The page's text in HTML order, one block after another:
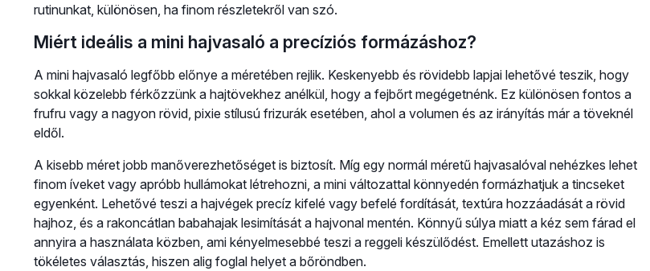
rutinunkat, különösen, ha finom részletekről van szó.
Miért ideális a mini hajvasaló a precíziós formázáshoz?
A mini hajvasaló legfőbb előnye a méretében rejlik. Keskenyebb és rövidebb lapjai lehetővé teszik, hogy
sokkal közelebb férkőzzünk a hajtövekhez anélkül, hogy a fejbőrt megégetnénk. Ez különösen fontos a
frufru vagy a nagyon rövid, pixie stílusú frizurák esetében, ahol a volumen és az irányítás már a töveknél
eldől.
A kisebb méret jobb manőverezhetőséget is biztosít. Míg egy normál méretű hajvasalóval nehézkes lehet
finom íveket vagy apróbb hullámokat létrehozni, a mini változattal könnyedén formázhatjuk a tincseket
egyenként. Lehetővé teszi a hajvégek precíz kifelé vagy befelé fordítását, textúra hozzáadását a rövid
hajhoz, és a rakoncátlan babahajak lesimítását a hajvonal mentén. Könnyű súlya miatt a kéz sem fárad el
annyira a használata közben, ami kényelmesebbé teszi a reggeli készülődést. Emellett utazáshoz is
tökéletes választás, hiszen alig foglal helyet a bőröndben.